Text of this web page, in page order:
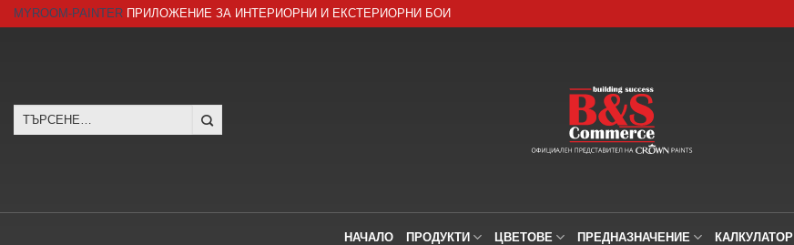
SkipMYROOM-PAINTER ПРИЛОЖЕНИЕ ЗА ИНТЕРИОРНИ И ЕКСТЕРИОРНИ БОИ
Търсене
НАЧАЛО ПРОДУКТИ ЦВЕТОВЕ ПРЕДНАЗНАЧЕНИЕ КАЛКУЛАТОР